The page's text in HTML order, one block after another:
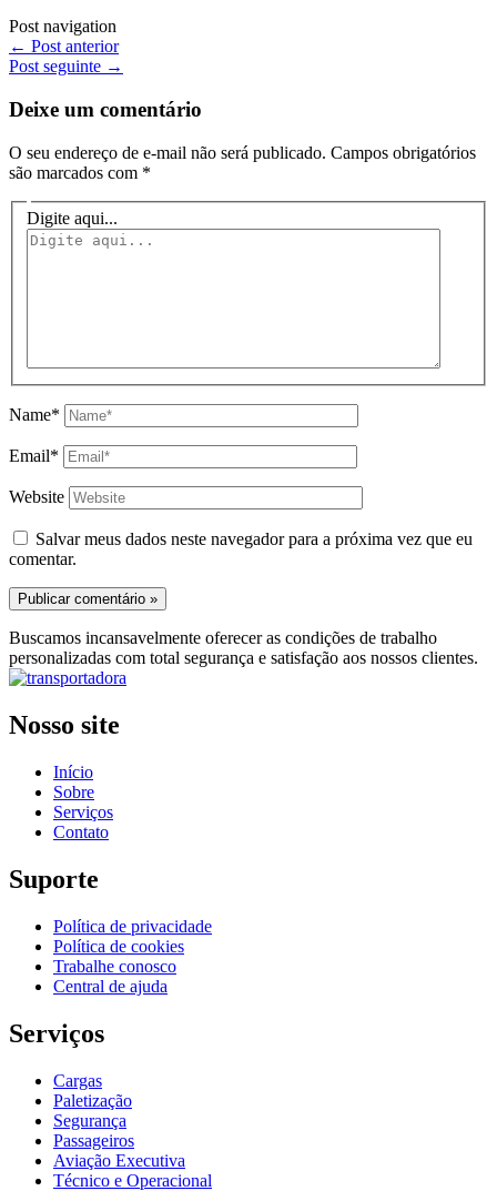
Post navigation
← Post anterior
Post seguinte →
Deixe um comentário
O seu endereço de e-mail não será publicado. Campos obrigatórios
são marcados com *
Digite aqui...
Name*
Email*
Website
Salvar meus dados neste navegador para a próxima vez que eu
comentar.
Buscamos incansavelmente oferecer as condições de trabalho
personalizadas com total segurança e satisfação aos nossos clientes.
Nosso site
Início
Sobre
Serviços
Contato
Suporte
Política de privacidade
Política de cookies
Trabalhe conosco
Central de ajuda
Serviços
Cargas
Paletização
Segurança
Passageiros
Aviação Executiva
Técnico e Operacional